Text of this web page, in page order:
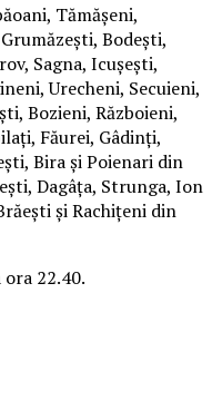
Tămăşeni,
Bodeşti,
Sagna, Icuşeşti,
Urecheni, Secuieni,
Bozieni, Războieni,
Făurei, Gâdinţi,
Bira şi Poienari din
Dagâţa, Strunga, Ion
şi Rachiţeni din
22.40.